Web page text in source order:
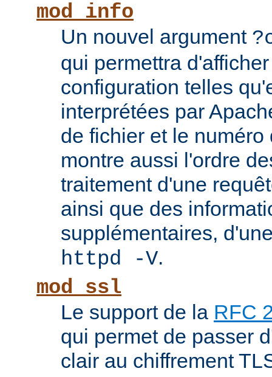
mod_info
Un nouvel argument
qui permettra
configuration telles
interprétées par
de fichier et le
montre aussi l'ordre
traitement d'une
ainsi que des
supplémentaires,
httpd -V.
mod_ssl
Le support de la RFC
qui permet de passer
clair au chiffrement